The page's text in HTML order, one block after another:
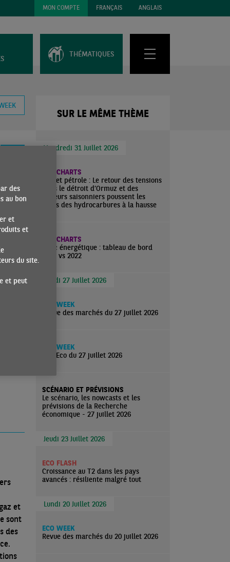
MON COMPTE FRANÇAIS ANGLAIS
THÉMATIQUES
et
sont
des
SUR LE MÊME THÈME
Vendredi 31 Juillet 2026
ECO CHARTS
Gaz et pétrole : Le retour des tensions
dans le détroit d’Ormuz et des
facteurs saisonniers poussent les
cours des hydrocarbures à la hausse
ECO CHARTS
Choc énergétique : tableau de bord
2026 vs 2022
Lundi 27 Juillet 2026
ECO WEEK
Revue des marchés du 27 juillet 2026
ECO WEEK
ActuEco du 27 juillet 2026
SCÉNARIO ET PRÉVISIONS
Le scénario, les nowcasts et les
prévisions de la Recherche
économique - 27 juillet 2026
Jeudi 23 Juillet 2026
ECO FLASH
Croissance au T2 dans les pays
avancés : résiliente malgré tout
Lundi 20 Juillet 2026
ECO WEEK
Revue des marchés du 20 juillet 2026
des
au bon
et
et
du site.
et peut